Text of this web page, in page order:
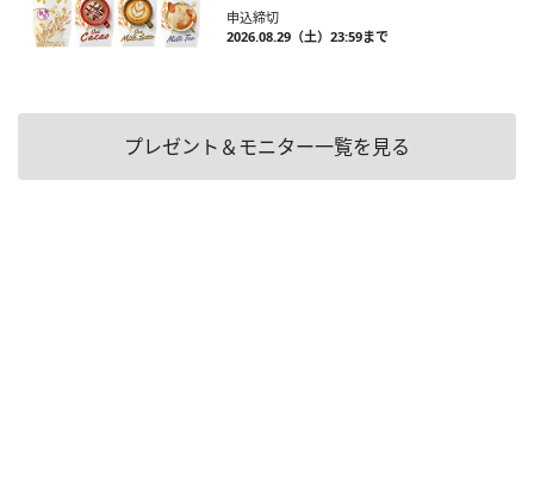
申込締切
2026.08.29（土）23:59まで
プレゼント＆モニター一覧を見る